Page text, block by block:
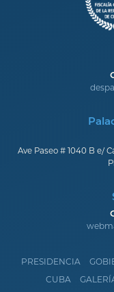
Ave Paseo # 1040 B e/
PRESIDENCIA
CUBA